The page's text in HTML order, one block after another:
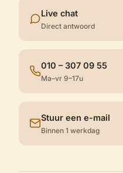
Live chat
Direct antwoord
010 – 307 09 55
Ma–vr 9–17u
Stuur een e-mail
Binnen 1 werkdag